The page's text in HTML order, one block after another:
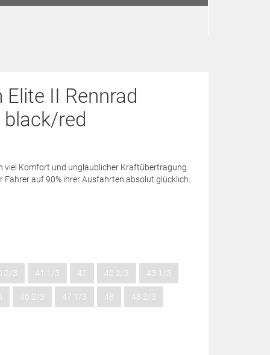
II Rennrad
black/red
viel Komfort und unglaublicher Kraftübertragung.
Fahrer auf 90% ihrer Ausfahrten absolut glücklich.
2/3 41 1/3 42 42 2/3 43 1/3
46 2/3 47 1/3 48 48 2/3